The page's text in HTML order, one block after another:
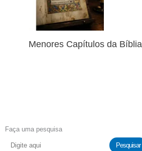
Menores Capítulos da Bíblia
Faça uma pesquisa
Pesquisar